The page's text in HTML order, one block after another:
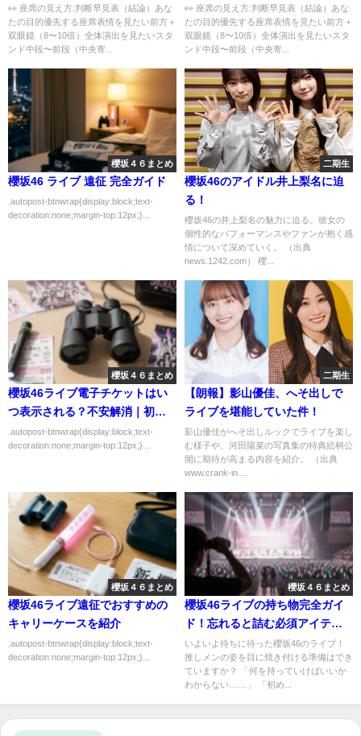
👀 座席の見え方:判断早見表（結論）あな
たの目的優先する座席表情を見たい前方＋
双眼鏡（8〜10倍）全体演出を見たいスタ
ンド中段〜前段（中央寄...
👀 座席の見え方:判断早見表（結論）あな
たの目的優先する座席表情を見たい前方＋
双眼鏡（8〜10倍）全体演出を見たいスタ
ンド中段〜前段（中央寄...
櫻坂４６まとめ
櫻坂46 ライブ 遠征 完全ガイド
.autopost-btnwrap{display:block;text-
decoration:none;margin-top:12px;}...
二期生
櫻坂46のアイドル井上梨名に迫
る！
櫻坂46の井上梨名の魅力に迫る。彼女の
個性的なパフォーマンスやファンが抱く感
情について深めていく。 （出典
news.1242.com） 櫻...
櫻坂４６まとめ
櫻坂46ライブ電子チケットはい
つ表示される？不安解消｜初心
者向けにわかりやすく解説
.autopost-btnwrap{display:block;text-
decoration:none;margin-top:12px;}...
二期生
【朗報】影山優佳、へそ出しで
ライブを堪能していた件！
影山優佳がへそ出しルックでライブを楽し
む様子や、河田陽菜の写真集の特典絵柄公
開に期待が高まる内容を紹介。 （出典
www.crank-in....
櫻坂４６まとめ
櫻坂46ライブ遠征でおすすめの
キャリーケースを紹介
.autopost-btnwrap{display:block;text-
decoration:none;margin-top:12px;}...
櫻坂４６まとめ
櫻坂46ライブの持ち物完全ガイ
ド！忘れると詰む必須アイテム
と現場のリアル
いよいよ待ちに待った櫻坂46のライブ！
推しメンの姿を目に焼き付ける準備はでき
ていますか？ 「何を持っていけばいいか
わからない……」 「初め...